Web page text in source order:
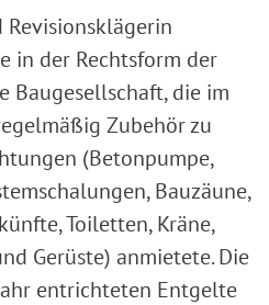
in der Rechtsform der
Baugesellschaft, die im
Zubehör zu
(Betonpumpe,
Bauzäune,
Toiletten, Kräne,
Gerüste) anmietete. Die
entrichteten Entgelte